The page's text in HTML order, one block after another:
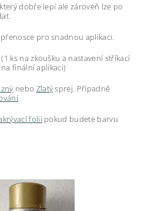
dobře lepí ale zároveň lze po
pro snadnou aplikaci.
ks na zkoušku a nastavení stříkací
finální aplikaci)
nebo Zlatýsprej. Případně
.
folii pokud budete barvu